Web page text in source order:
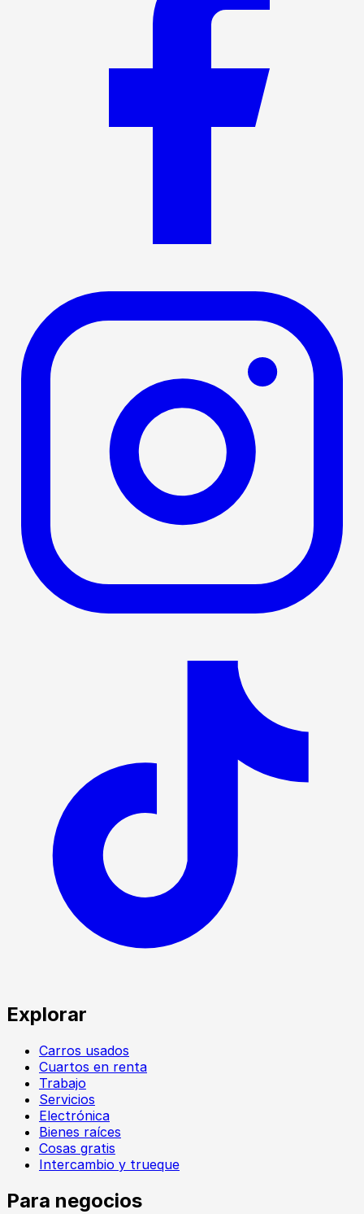
Explorar
Carros usados
Cuartos en renta
Trabajo
Servicios
Electrónica
Bienes raíces
Cosas gratis
Intercambio y trueque
Para negocios